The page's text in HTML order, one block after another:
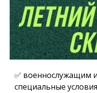
✅ военнослужащим
специальные